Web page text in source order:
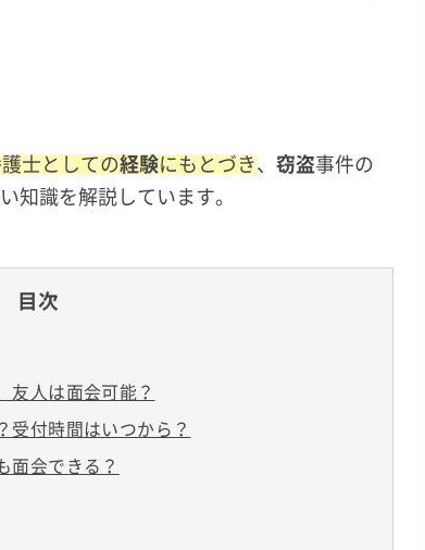
について知りたい方
護士紹介
士としての経験にもとづき、 窃盗事件の
知識を解説しています。
目次
友人は面会可能？
付時間はいつから？
面会できる？